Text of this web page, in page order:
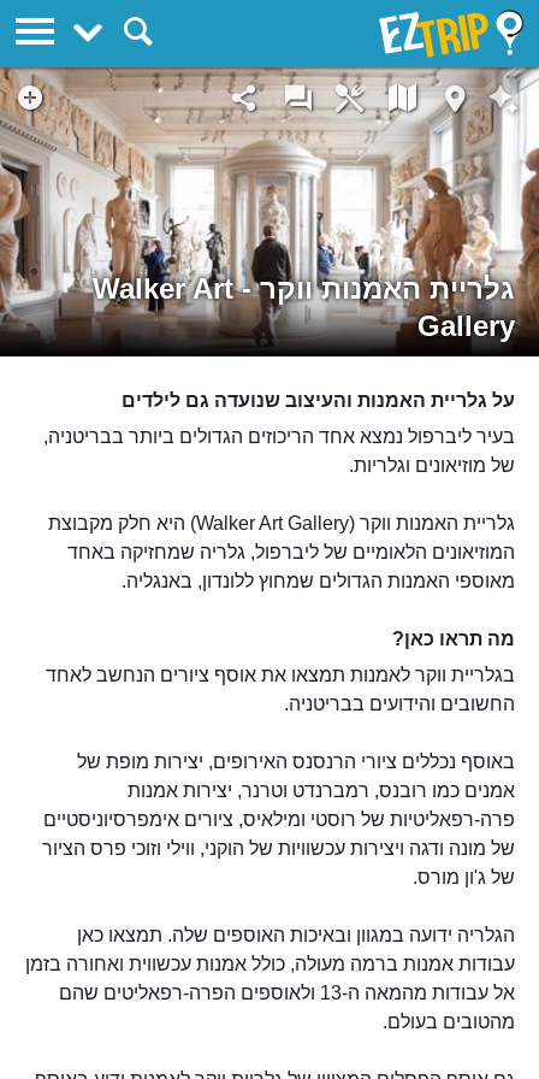
גלריית האמנות ווקר - Walker Art
Gallery
על גלריית האמנות והעיצוב שנועדה גם לילדים
בעיר ליברפול נמצא אחד הריכוזים הגדולים ביותר בבריטניה,
של מוזיאונים וגלריות.
גלריית האמנות ווקר (Walker Art Gallery) היא חלק מקבוצת
המוזיאונים הלאומיים של ליברפול, גלריה שמחזיקה באחד
מאוספי האמנות הגדולים שמחוץ ללונדון, באנגליה.
מה תראו כאן?
בגלריית ווקר לאמנות תמצאו את אוסף ציורים הנחשב לאחד
החשובים והידועים בבריטניה.
באוסף נכללים ציורי הרנסנס האירופים, יצירות מופת של
אמנים כמו רובנס, רמברנדט וטרנר, יצירות אמנות
פרה-רפאליטיות של רוסטי ומילאיס, ציורים אימפרסיוניסטיים
של מונה ודגה ויצירות עכשוויות של הוקני, ווילי וזוכי פרס הציור
של ג'ון מורס.
הגלריה ידועה במגוון ובאיכות האוספים שלה. תמצאו כאן
עבודות אמנות ברמה מעולה, כולל אמנות עכשווית ואחורה בזמן
אל עבודות מהמאה ה-13 ולאוספים הפרה-רפאליטים שהם
מהטובים בעולם.
EZTrip